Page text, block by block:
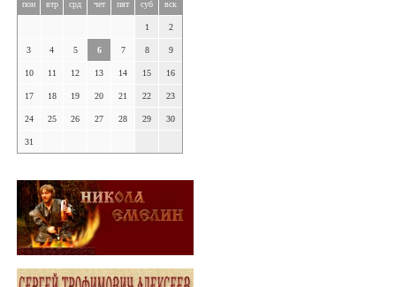
пон втр срд чет пят суб вск
1 2
3 4 5 6 7 8 9
10 11 12 13 14 15 16
17 18 19 20 21 22 23
24 25 26 27 28 29 30
31